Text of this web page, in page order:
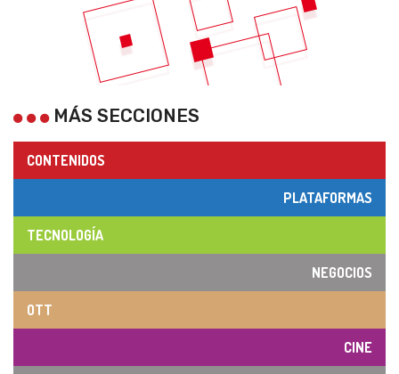
MÁS SECCIONES
CONTENIDOS
PLATAFORMAS
TECNOLOGÍA
NEGOCIOS
OTT
CINE